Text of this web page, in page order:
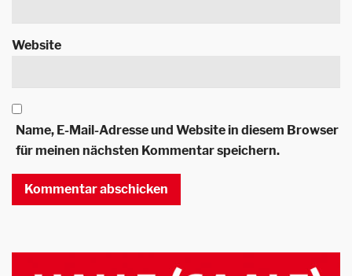
Website
Name, E-Mail-Adresse und Website in diesem Browser
für meinen nächsten Kommentar speichern.